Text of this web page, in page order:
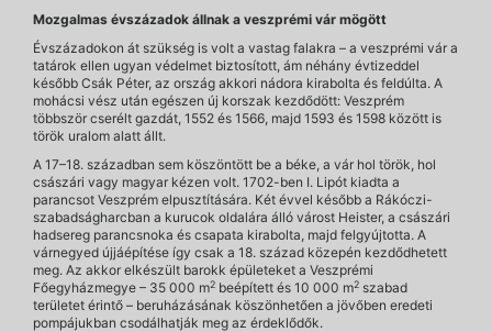
Mozgalmas évszázadok állnak a veszprémi vár mögött
Évszázadokon át szükség is volt a vastag falakra – a veszprémi vár a
tatárok ellen ugyan védelmet biztosított, ám néhány évtizeddel
később Csák Péter, az ország akkori nádora kirabolta és feldúlta. A
mohácsi vész után egészen új korszak kezdődött: Veszprém
többször cserélt gazdát, 1552 és 1566, majd 1593 és 1598 között is
török uralom alatt állt.
A 17–18. században sem köszöntött be a béke, a vár hol török, hol
császári vagy magyar kézen volt. 1702-ben I. Lipót kiadta a
parancsot Veszprém elpusztítására. Két évvel később a Rákóczi-
szabadságharcban a kurucok oldalára álló várost Heister, a császári
hadsereg parancsnoka és csapata kirabolta, majd felgyújtotta. A
várnegyed újjáépítése így csak a 18. század közepén kezdődhetett
meg. Az akkor elkészült barokk épületeket a Veszprémi
Főegyházmegye – 35 000 m2 beépített és 10 000 m2 szabad
területet érintő – beruházásának köszönhetően a jövőben eredeti
pompájukban csodálhatják meg az érdeklődők.